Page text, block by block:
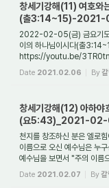
창세기강해(11) 여호와
(출3:14~15)-2021-
2022-02-05(금) 금요기도
이의 하나님이시다(출
https://youtu.be/
] 1. 들어가며 창세기를 보면
Date 2021.02.06 By
창세기강해(12) 아하야
(요5:43)_2021-02-
천지를 창조하신 분은 엘로
이름으로 오신 예수님은 누
예수님을 보면서 "주의 이름
예...
Date 2021.02.07 By갈